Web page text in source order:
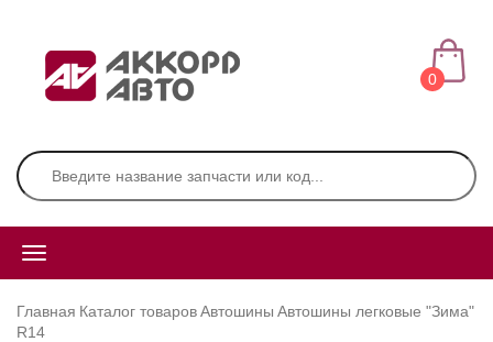
0
Главная Каталог товаровАвтошины Автошины легковые "Зима"
R14